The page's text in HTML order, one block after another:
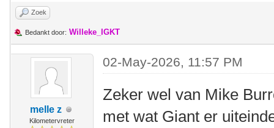
Zoek
Bedankt door: Willeke_IGKT
melle z
Kilometervreter
02-May-2026, 11:57 PM
Zeker wel van Mike
met wat Giant er